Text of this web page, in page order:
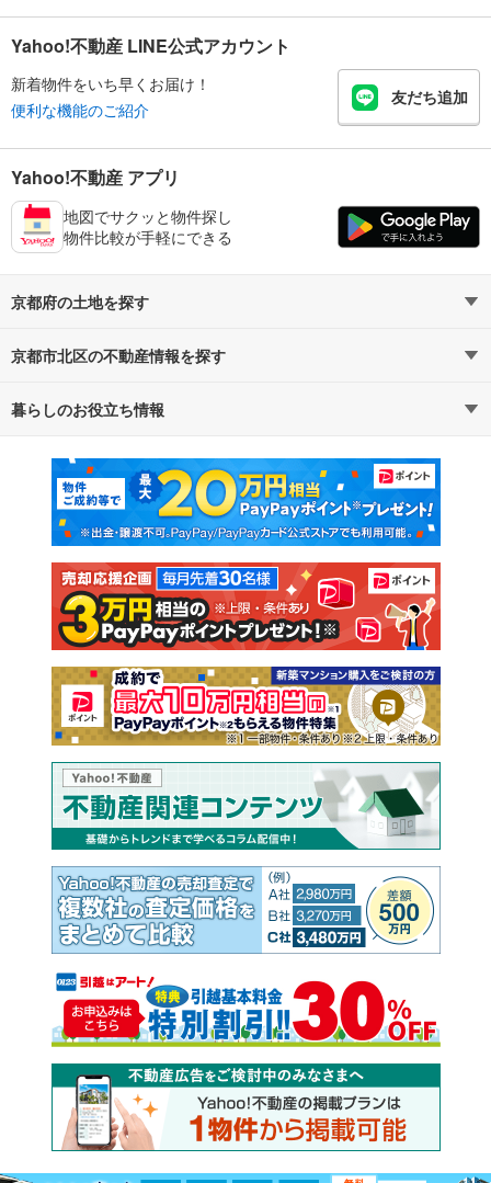
Yahoo!不動産 LINE公式アカウント
新着物件をいち早くお届け！
便利な機能のご紹介
友だち追加
Yahoo!不動産 アプリ
地図でサクッと物件探し
物件比較が手軽にできる
京都府の土地を探す
路線・駅から探す
通勤・通学時間から探す
京都市北区の不動産情報を探す
不動産・住宅
新築マンション 中古マンション
新築一戸建て 中古一戸建て
注文住宅 土地
売却査定
暮らしのお役立ち情報
マンションカタログ 教えて！住まいの先生